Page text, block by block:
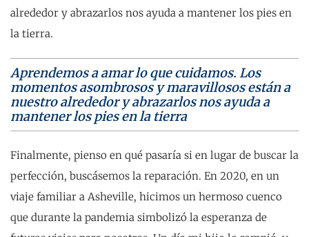
alrededor y abrazarlos nos ayuda a mantener los pies en
la tierra.
Aprendemos a amar lo que cuidamos. Los
momentos asombrosos y maravillosos están a
nuestro alrededor y abrazarlos nos ayuda a
mantener los pies en la tierra
Finalmente, pienso en qué pasaría si en lugar de buscar la
perfección, buscásemos la reparación. En 2020, en un
viaje familiar a Asheville, hicimos un hermoso cuenco
que durante la pandemia simbolizó la esperanza de